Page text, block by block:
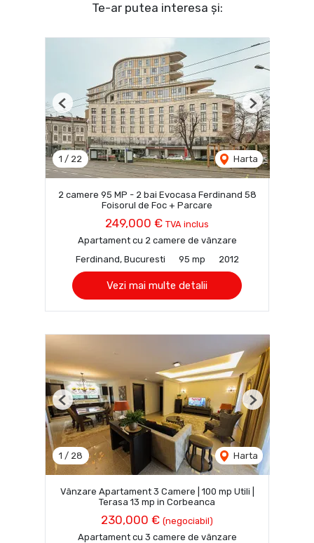
Te-ar putea interesa și:
1 / 22 Harta
Previous Next
2 camere 95 MP - 2 bai Evocasa Ferdinand 58
Foisorul de Foc + Parcare
249,000 € TVA inclus
Apartament cu 2 camere de vânzare
Ferdinand, Bucuresti
95 mp 2012
Vezi mai multe detalii
1 / 28 Harta
Previous Next
Vânzare Apartament 3 Camere | 100 mp Utili |
Terasa 13 mp in Corbeanca
230,000 € (negociabil)
Apartament cu 3 camere de vânzare